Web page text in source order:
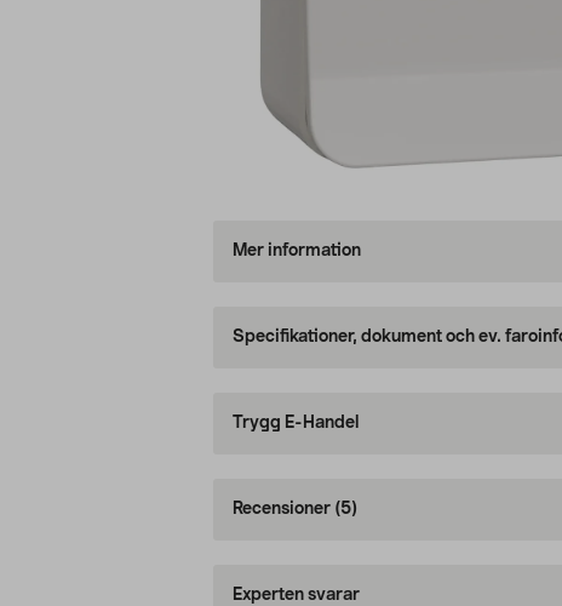
Mer information
Specifikationer, dokument och ev.
Trygg E-Handel
Recensioner (5)
Experten svarar